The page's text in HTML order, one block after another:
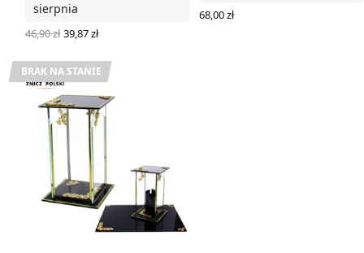
sierpnia
46,90zł Pierwotna
cena
wynosiła:
46,90 zł.
39,87złAktualna
wynosi:
39,87 zł.
68,00zł
BRAK NA STANIE